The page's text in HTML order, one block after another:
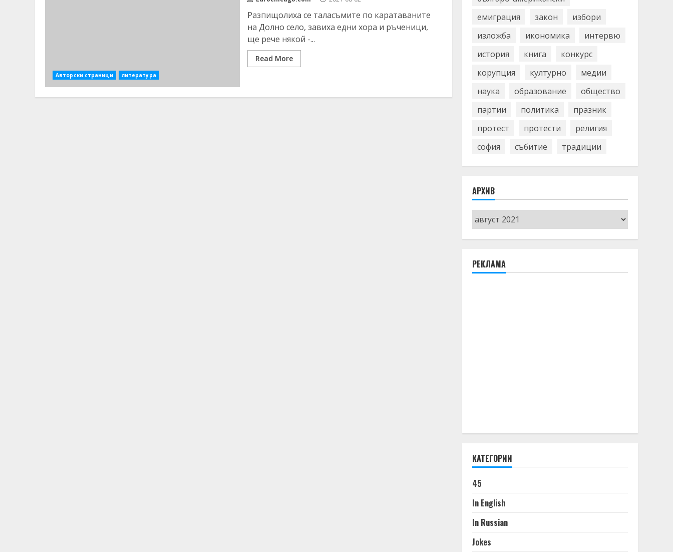
Авторски страници литература
Разпищолиха се таласъмите по каратаваните
на Долно село, завиха едни хора и ръченици,
ще рече някой -...
Read More
емиграция
закон
избори
изложба
икономика
интервю
история
книга
конкурс
корупция
културно
медии
наука
образование
общество
партии
политика
празник
протест
протести
религия
софия
събитие традиции
АРХИВ
Архив
РЕКЛАМА
КАТЕГОРИИ
45
In English
In Russian
Jokes